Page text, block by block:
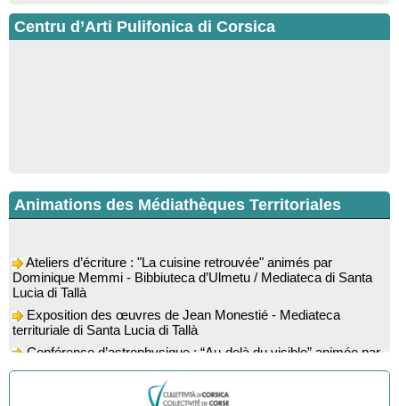
Centru d’Arti Pulifonica di Corsica
Animations des Médiathèques Territoriales
Dominique Memmi - Bibbiuteca d’Ulmetu / Mediateca di Santa
Lucia di Tallà
territuriale di Santa Lucia di Tallà
l’astrophysicien Paul Guerrini - Médiathèque - Pitretu è
Bicchisgià
Exposition des œuvres de Dominique Malberti Morin :